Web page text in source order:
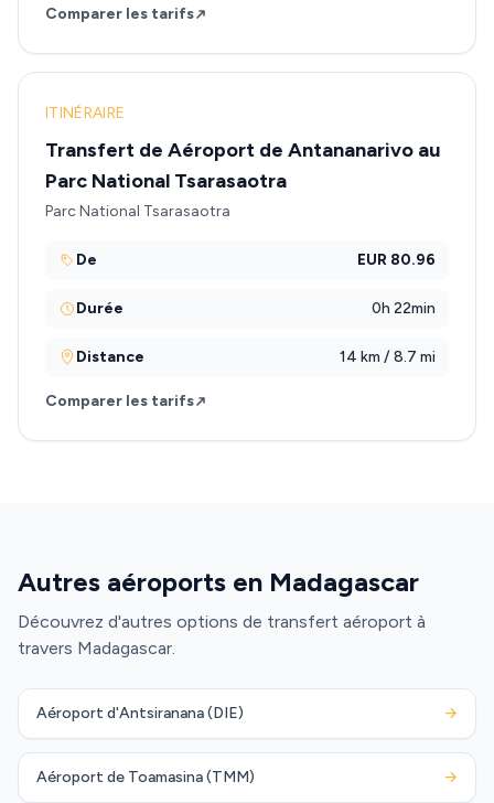
Comparer les tarifs
ITINÉRAIRE
Transfert de Aéroport de Antananarivo au
Parc National Tsarasaotra
Parc National Tsarasaotra
De EUR 80.96
Durée 0h 22min
Distance 14 km / 8.7 mi
Comparer les tarifs
Autres aéroports en Madagascar
Découvrez d'autres options de transfert aéroport à
travers Madagascar.
Aéroport d'Antsiranana (DIE) →
Aéroport de Toamasina (TMM) →